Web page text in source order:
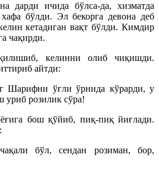
дарди ичида бўлса-да, хизматда
бўлди. Эл бекорга девона деб
кетадиган вақт бўлди. Кимдир
чақирди.
келинни олиб чиқишди.
айтди:
Шарифни ўғли ўрнида кўрарди, у
уриб розилик сўра!
бош қўйиб, пиқ-пиқ йиғлади.
бўл, сендан розиман, бор,